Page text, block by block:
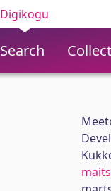
Digikogu
Search